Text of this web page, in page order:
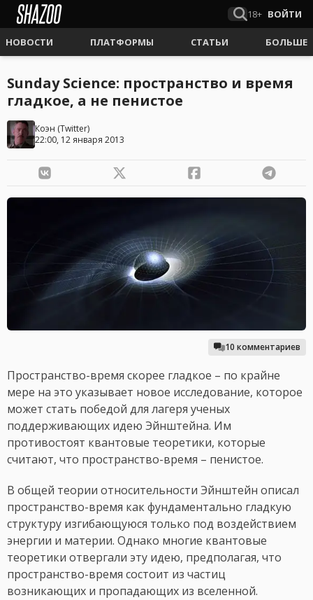
18+ ВОЙТИ
НОВОСТИ ПЛАТФОРМЫ СТАТЬИ БОЛЬШЕ
Sunday Science: пространство и время
гладкое, а не пенистое
Коэн (Twitter)
22:00, 12 января 2013
10 комментариев
Пространство-время скорее гладкое – по крайне
мере на это указывает новое исследование, которое
может стать победой для лагеря ученых
поддерживающих идею Эйнштейна. Им
противостоят квантовые теоретики, которые
считают, что пространство-время – пенистое.
В общей теории относительности Эйнштейн описал
пространство-время как фундаментально гладкую
структуру изгибающуюся только под воздействием
энергии и материи. Однако многие квантовые
теоретики отвергали эту идею, предполагая, что
пространство-время состоит из частиц
возникающих и пропадающих из вселенной.